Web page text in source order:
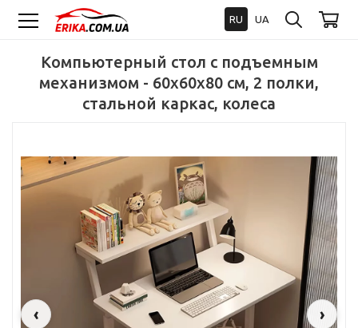
RU UA
Компьютерный стол с подъемным
механизмом - 60x60x80 см, 2 полки,
стальной каркас, колеса
‹ ›